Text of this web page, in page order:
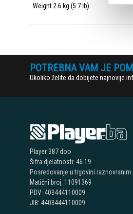
Weight 2.6 kg (5.7 lb)
POTREBNA VAM JE
Ukoliko želite da dobijete najnovije
Player 387 doo
Šifra djelatnosti: 46.19
Posredovanje u trgovini
Matični broj: 11091369
PDV: 403444110009
JIB: 4403444110009